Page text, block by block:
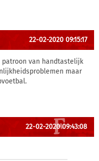
22-02-2020 09:15:17
patroon van handtastelijk
maar
22-02-2020 09:43:08